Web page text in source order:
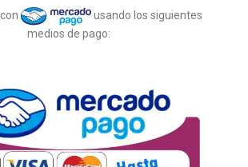
con
usando los siguientes
medios de pago: